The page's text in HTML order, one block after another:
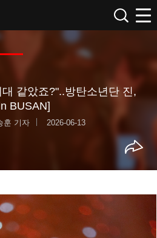
같았죠?"..방탄소년단 진,
BUSAN]
훈 기자 2026-06-13